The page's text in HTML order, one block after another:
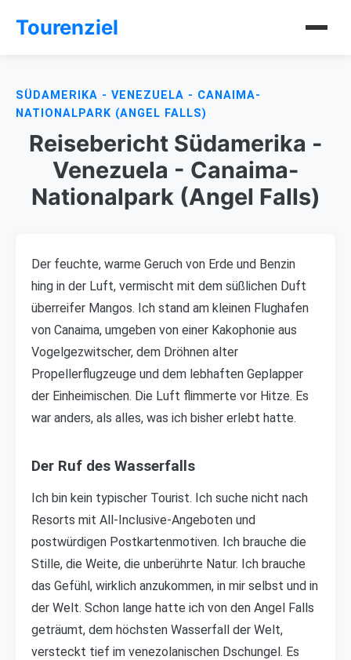
Tourenziel
SÜDAMERIKA - VENEZUELA - CANAIMA-
NATIONALPARK (ANGEL FALLS)
Reisebericht Südamerika -
Venezuela - Canaima-
Nationalpark (Angel Falls)
Der feuchte, warme Geruch von Erde und Benzin
hing in der Luft, vermischt mit dem süßlichen Duft
überreifer Mangos. Ich stand am kleinen Flughafen
von Canaima, umgeben von einer Kakophonie aus
Vogelgezwitscher, dem Dröhnen alter
Propellerflugzeuge und dem lebhaften Geplapper
der Einheimischen. Die Luft flimmerte vor Hitze. Es
war anders, als alles, was ich bisher erlebt hatte.
Der Ruf des Wasserfalls
Ich bin kein typischer Tourist. Ich suche nicht nach
Resorts mit All-Inclusive-Angeboten und
postwürdigen Postkartenmotiven. Ich brauche die
Stille, die Weite, die unberührte Natur. Ich brauche
das Gefühl, wirklich anzukommen, in mir selbst und in
der Welt. Schon lange hatte ich von den Angel Falls
geträumt, dem höchsten Wasserfall der Welt,
versteckt tief im venezolanischen Dschungel. Es